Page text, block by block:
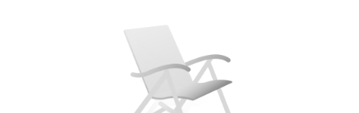
是基本实现社会主义现代化夯实基础、全面发力
的关键时期。上海要加快建成具有世界影响力的
社会主义现代化国际大都市，“十五五”是乘势而
上的全面发力期、转型升级的攻坚决胜期，编制